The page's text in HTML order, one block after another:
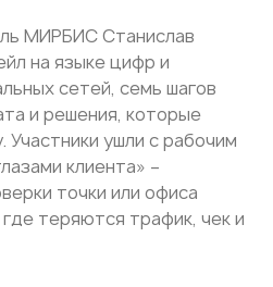
МИРБИС Станислав
на языке цифр и
сетей, семь шагов
и решения, которые
ушли с рабочим
клиента» –
точки или офиса
теряются трафик, чек и